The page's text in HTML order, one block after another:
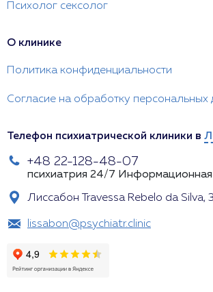
Психолог сексолог
О клинике
Политика конфиденциальности
Согласие на обработку персональных
Телефон психиатрической клиники в
+48 22-128-48-07
психиатрия 24/7
Лиссабон Travessa Rebelo da Silva, 3
lissabon@psychiatr.clinic